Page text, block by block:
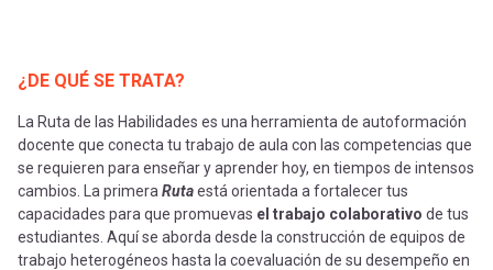
¿DE QUÉ SE TRATA?
La Ruta de las Habilidades es una herramienta de autoformación
docente que conecta tu trabajo de aula con las competencias que
se requieren para enseñar y aprender hoy, en tiempos de intensos
cambios. La primera Rutaestá orientada a fortalecer tus
capacidades para que promuevas el trabajo colaborativo de tus
estudiantes. Aquí se aborda desde la construcción de equipos de
trabajo heterogéneos hasta la coevaluación de su desempeño en